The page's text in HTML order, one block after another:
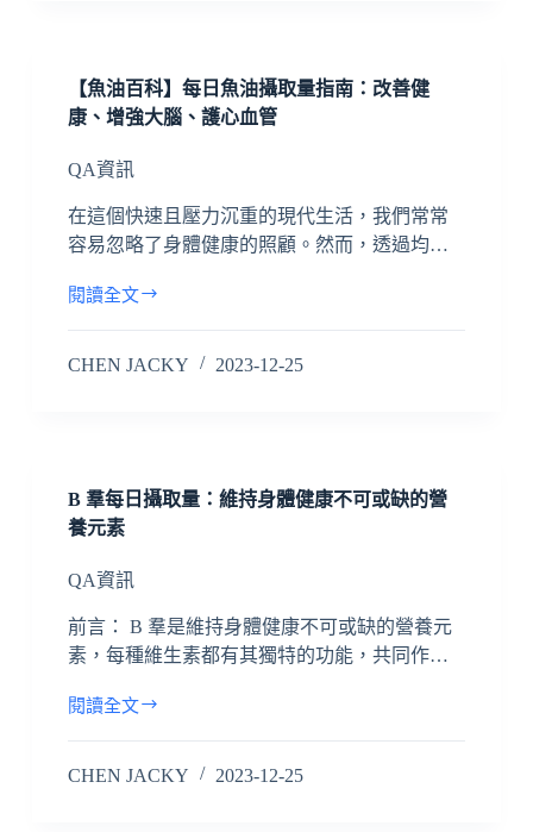
【魚油百科】每日魚油攝取量指南：改善健
康、增強大腦、護心血管
QA資訊
在這個快速且壓力沉重的現代生活，我們常常
容易忽略了身體健康的照顧。然而，透過均…
閱讀全文
CHEN JACKY 2023-12-25
B 羣每日攝取量：維持身體健康不可或缺的營
養元素
QA資訊
前言： B 羣是維持身體健康不可或缺的營養元
素，每種維生素都有其獨特的功能，共同作…
閱讀全文
CHEN JACKY 2023-12-25